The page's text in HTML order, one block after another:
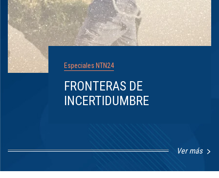
Especiales NTN24
FRONTERAS DE
INCERTIDUMBRE
Ver más